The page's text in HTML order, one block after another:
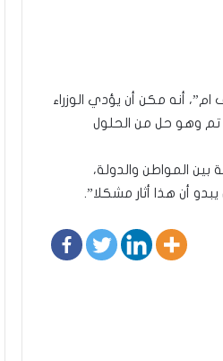
أنه مكن أن يؤدي الوزراء
تم وهو حل من الحلول
المواطن والدولة،
أن هذا أثار مشكلا”.